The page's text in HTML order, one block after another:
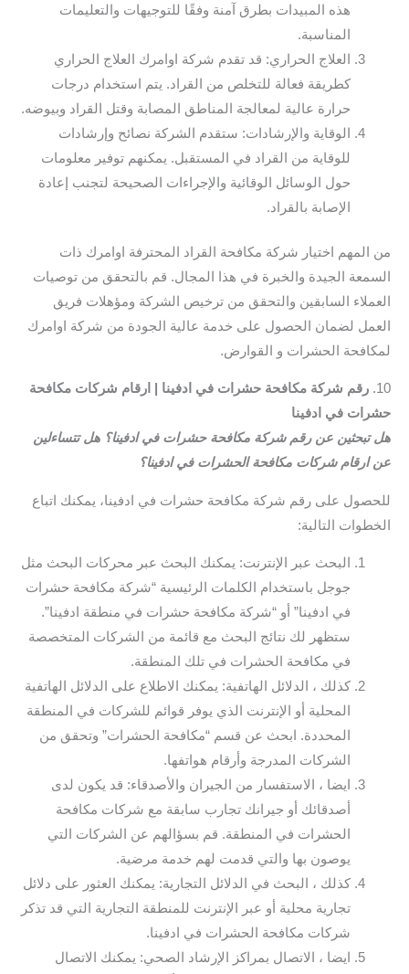
هذه المبيدات بطرق آمنة وفقًا للتوجيهات والتعليمات
المناسبة.
العلاج الحراري: قد تقدم شركة اوامرك العلاج الحراري
كطريقة فعالة للتخلص من القراد. يتم استخدام درجات
حرارة عالية لمعالجة المناطق المصابة وقتل القراد وبيوضه.
الوقاية والإرشادات: ستقدم الشركة نصائح وإرشادات
للوقاية من القراد في المستقبل. يمكنهم توفير معلومات
حول الوسائل الوقائية والإجراءات الصحيحة لتجنب إعادة
الإصابة بالقراد.
من المهم اختيار شركة مكافحة القراد المحترفة اوامرك ذات
السمعة الجيدة والخبرة في هذا المجال. قم بالتحقق من توصيات
العملاء السابقين والتحقق من ترخيص الشركة ومؤهلات فريق
العمل لضمان الحصول على خدمة عالية الجودة من شركة اوامرك
لمكافحة الحشرات و القوارض.
10. رقم شركة مكافحة حشرات في ادفينا | ارقام شركات مكافحة
حشرات في ادفينا
هل تبحثين عن رقم شركة مكافحة حشرات في ادفينا؟ هل تتساءلين
عن ارقام شركات مكافحة الحشرات في ادفينا؟
للحصول على رقم شركة مكافحة حشرات في ادفينا، يمكنك اتباع
الخطوات التالية:
البحث عبر الإنترنت: يمكنك البحث عبر محركات البحث مثل
جوجل باستخدام الكلمات الرئيسية “شركة مكافحة حشرات
في ادفينا” أو “شركة مكافحة حشرات في منطقة ادفينا”.
ستظهر لك نتائج البحث مع قائمة من الشركات المتخصصة
في مكافحة الحشرات في تلك المنطقة.
كذلك ، الدلائل الهاتفية: يمكنك الاطلاع على الدلائل الهاتفية
المحلية أو الإنترنت الذي يوفر قوائم للشركات في المنطقة
المحددة. ابحث عن قسم “مكافحة الحشرات” وتحقق من
الشركات المدرجة وأرقام هواتفها.
ايضا ، الاستفسار من الجيران والأصدقاء: قد يكون لدى
أصدقائك أو جيرانك تجارب سابقة مع شركات مكافحة
الحشرات في المنطقة. قم بسؤالهم عن الشركات التي
يوصون بها والتي قدمت لهم خدمة مرضية.
كذلك ، البحث في الدلائل التجارية: يمكنك العثور على دلائل
تجارية محلية أو عبر الإنترنت للمنطقة التجارية التي قد تذكر
شركات مكافحة الحشرات في ادفينا.
ايضا ، الاتصال بمراكز الإرشاد الصحي: يمكنك الاتصال